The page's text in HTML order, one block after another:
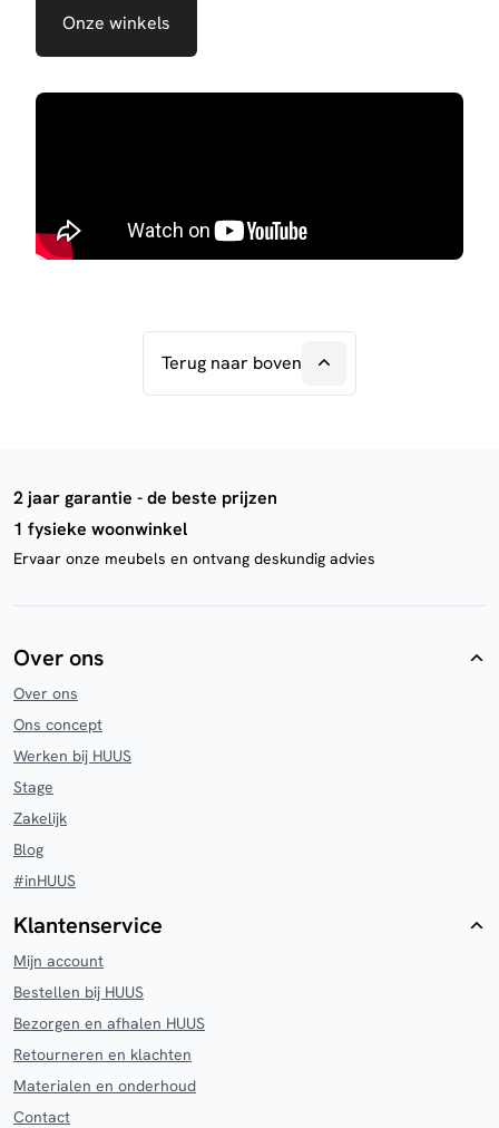
Onze winkels
Terug naar boven
2 jaar garantie - de beste prijzen
1 fysieke woonwinkel
Ervaar onze meubels en ontvang deskundig advies
Over ons
Over ons
Ons concept
Werken bij HUUS
Stage
Zakelijk
Blog
#inHUUS
Klantenservice
Mijn account
Bestellen bij HUUS
Bezorgen en afhalen HUUS
Retourneren en klachten
Materialen en onderhoud
Contact